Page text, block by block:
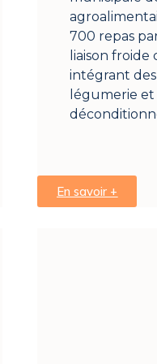
700 repas
liaison
intégrant
légumerie et
En savoir +